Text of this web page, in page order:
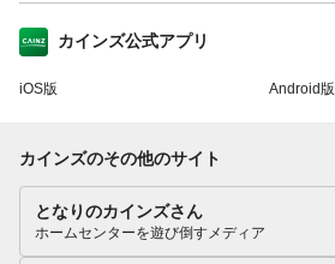
カインズ公式アプリ
iOS版 Android版
カインズのその他のサイト
となりのカインズさん
ホームセンターを遊び倒すメディア